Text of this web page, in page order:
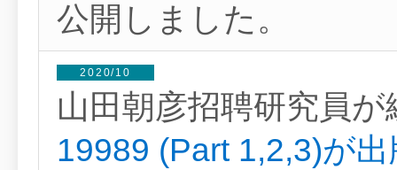
公開しました。
2020/10
山田朝彦招聘研究員
19989 (Part 1,2,3)が出